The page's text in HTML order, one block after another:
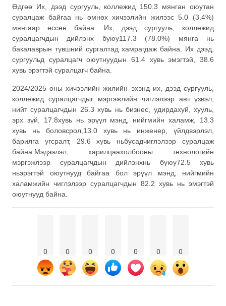
Өдгөө Их, дээд сургууль, коллежид 150.3 мянган оюутан
суралцаж байгаа нь өмнөх хичээлийн жилээс 5.0 (3.4%)
мянгаар өссөн байна. Их, дээд сургууль, коллежид
суралцагчдын дийлэнх буюу117.3 (78.0%) мянга нь
бакалаврын түвшний сургалтад хамрагдаж байна. Их дээд,
сургуульд суралцагч оюутнуудын 61.4 хувь эмэгтэй, 38.6
хувь эрэгтэй суралцагч байна.
2024/2025 оны хичээлийн жилийн эхэнд их, дээд сургууль,
коллежид суралцагчдыг мэргэжлийн чиглэлээр авч үзвэл,
нийт суралцагчдын 26.3 хувь нь бизнес, удирдахуй, хууль,
эрх зүй, 17.8хувь нь эрүүл мэнд, нийгмийн халамж, 13.3
хувь нь боловсрол,13.0 хувь нь инженер, үйлдвэрлэл,
барилга угсралт, 29.6 хувь ньбусадчиглэлээр суралцаж
байна.Мэдээлэл, харилцаахолбооны технологийн
мэргэжлээр суралцагчдын дийлэнхнь буюу72.5 хувь
ньэрэгтэй оюутнууд байгаа бол эрүүл мэнд, нийгмийн
халамжийн чиглэлээр суралцагчдын 82.2 хувь нь эмэгтэй
оюутнууд байна.
0 0 0 0 0 0 0